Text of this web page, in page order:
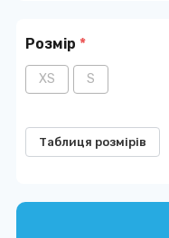
Розмір *
XS S
Таблиця розмірів